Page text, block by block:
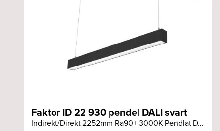
Faktor ID 22 930 pendel DALI svart
Indirekt/Direkt 2252mm Ra90+ 3000K Pendlat DALI svart armatur